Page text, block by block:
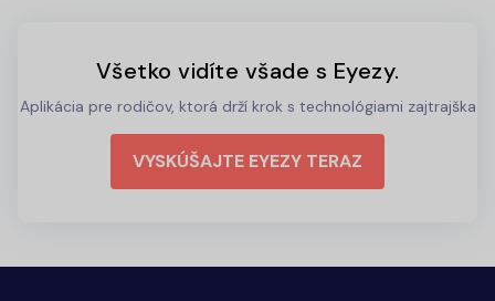
Všetko vidíte všade s Eyezy.
Aplikácia pre rodičov, ktorá drží krok s technológiami zajtrajška
VYSKÚŠAJTE EYEZY TERAZ